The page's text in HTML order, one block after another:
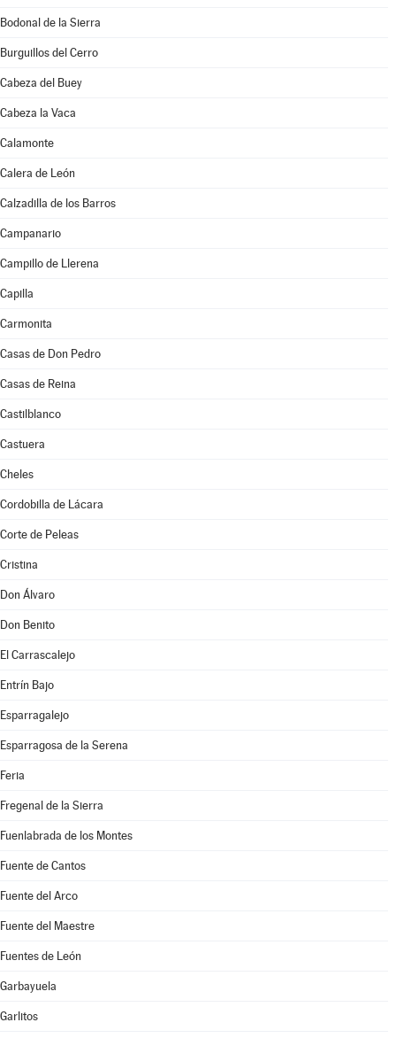
Bodonal de la Sierra
Burguillos del Cerro
Cabeza del Buey
Cabeza la Vaca
Calamonte
Calera de León
Calzadilla de los Barros
Campanario
Campillo de Llerena
Capilla
Carmonita
Casas de Don Pedro
Casas de Reina
Castilblanco
Castuera
Cheles
Cordobilla de Lácara
Corte de Peleas
Cristina
Don Álvaro
Don Benito
El Carrascalejo
Entrín Bajo
Esparragalejo
Esparragosa de la Serena
Feria
Fregenal de la Sierra
Fuenlabrada de los Montes
Fuente de Cantos
Fuente del Arco
Fuente del Maestre
Fuentes de León
Garbayuela
Garlitos